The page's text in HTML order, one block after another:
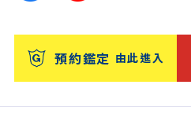
台灣優良中古車商大獎
消費者評價
保固
預約鑑定 由此進入